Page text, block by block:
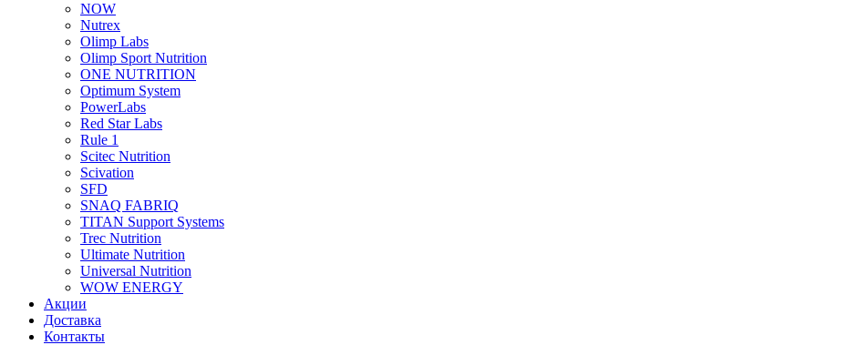
NOW
Nutrex
Olimp Labs
Olimp Sport Nutrition
ONE NUTRITION
Optimum System
PowerLabs
Red Star Labs
Rule 1
Scitec Nutrition
Scivation
SFD
SNAQ FABRIQ
TITAN Support Systems
Trec Nutrition
Ultimate Nutrition
Universal Nutrition
WOW ENERGY
Акции
Доставка
Контакты